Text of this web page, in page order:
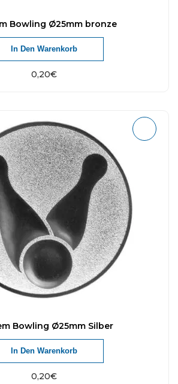
Bowling Ø25mm bronze
0,20€
In Den Warenkorb
Bowling Ø25mm Silber
0,20€
In Den Warenkorb